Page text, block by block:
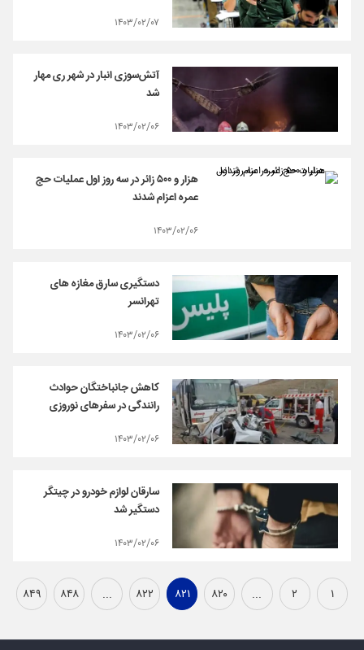
۱۴۰۳/۰۲/۰۷
آتش‌سوزی انبار در شهر ری مهار
شد
۱۴۰۳/۰۲/۰۶
هزار و ۵۰۰ زائر در سه روز اول عملیات حج
عمره اعزام شدند
۱۴۰۳/۰۲/۰۶
دستگیری سارق مغازه های
تهرانسر
۱۴۰۳/۰۲/۰۶
کاهش جانباختگان حوادث
رانندگی در سفرهای نوروزی
۱۴۰۳/۰۲/۰۶
سارقان لوازم خودرو در چیتگر
دستگیر شد
۱۴۰۳/۰۲/۰۶
۱ ۲ ... ۸۲۰ ۸۲۱ ۸۲۲ ... ۸۴۸ ۸۴۹